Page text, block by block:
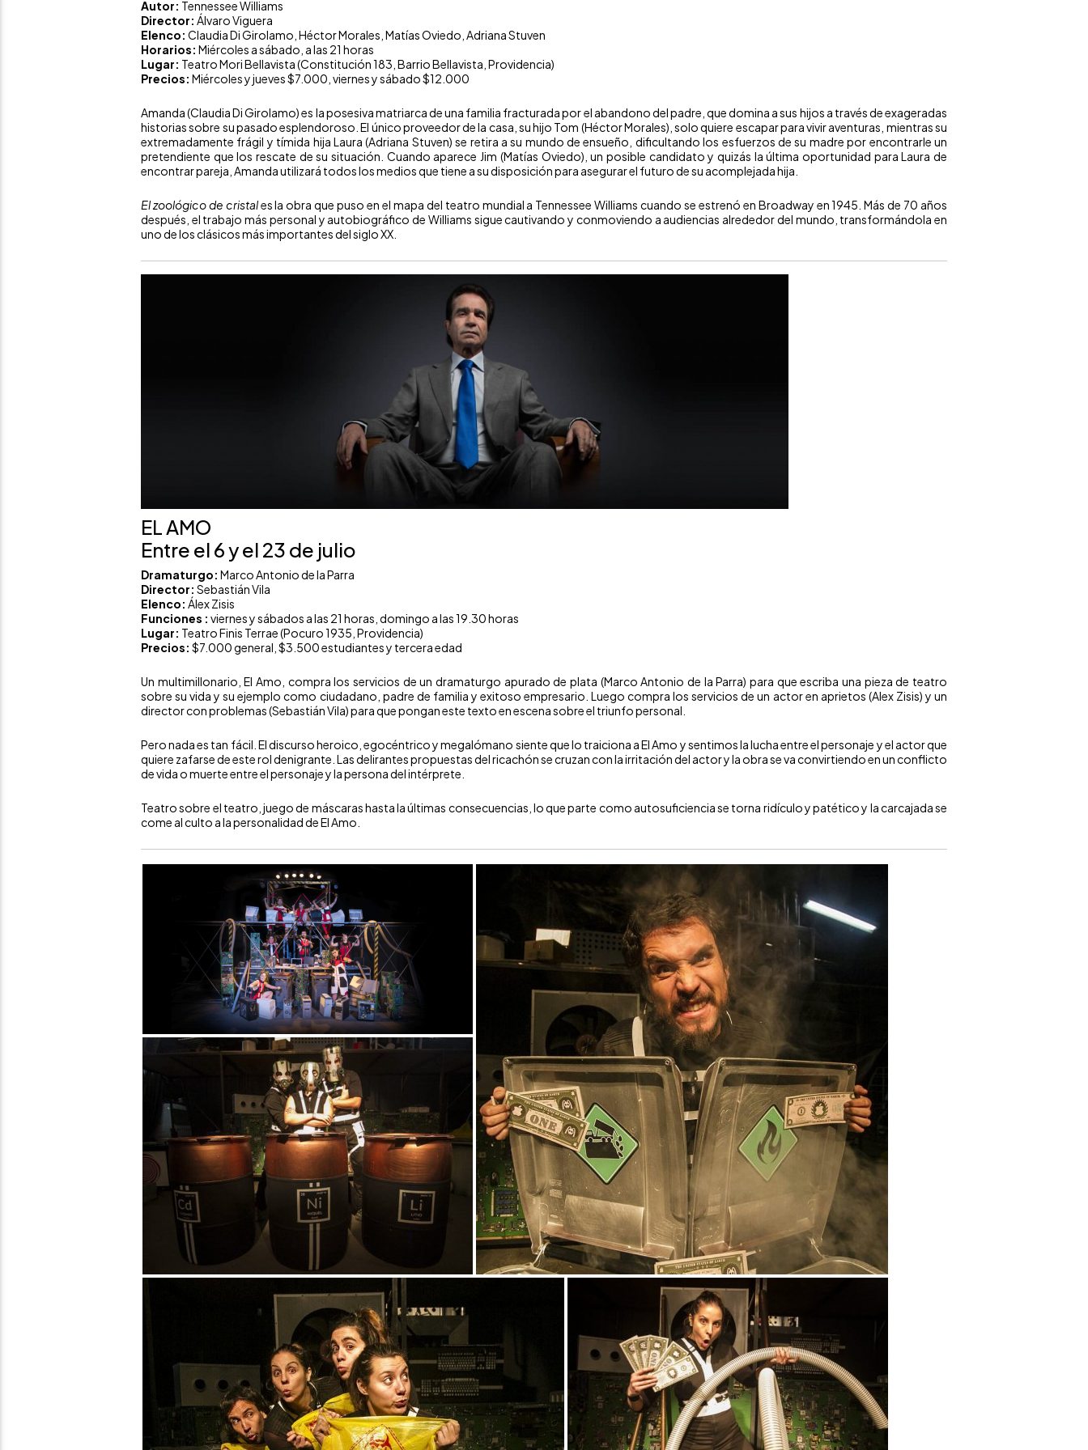
Autor: Tennessee Williams
Director: Álvaro Viguera
Elenco: Claudia Di Girolamo, Héctor Morales, Matías Oviedo, Adriana Stuven
Horarios: Miércoles a sábado, a las 21 horas
Lugar: Teatro Mori Bellavista (Constitución 183, Barrio Bellavista, Providencia)
Precios: Miércoles y jueves $7.000, viernes y sábado $12.000
Amanda (Claudia Di Girolamo) es la posesiva matriarca de una familia fracturada por el abandono del padre, que domina a sus hijos a través de exageradas
historias sobre su pasado esplendoroso. El único proveedor de la casa, su hijo Tom (Héctor Morales), solo quiere escapar para vivir aventuras, mientras su
extremadamente frágil y tímida hija Laura (Adriana Stuven) se retira a su mundo de ensueño, dificultando los esfuerzos de su madre por encontrarle un
pretendiente que los rescate de su situación. Cuando aparece Jim (Matías Oviedo), un posible candidato y quizás la última oportunidad para Laura de
encontrar pareja, Amanda utilizará todos los medios que tiene a su disposición para asegurar el futuro de su acomplejada hija.
El zoológico de cristales la obra que puso en el mapa del teatro mundial a Tennessee Williams cuando se estrenó en Broadway en 1945. Más de 70 años
después, el trabajo más personal y autobiográfico de Williams sigue cautivando y conmoviendo a audiencias alrededor del mundo, transformándola en
uno de los clásicos más importantes del siglo XX.
EL AMO
Entre el 6 y el 23 de julio
Dramaturgo: Marco Antonio de la Parra
Director: Sebastián Vila
Elenco: Álex Zisis
Funciones : viernes y sábados a las 21 horas, domingo a las 19.30 horas
Lugar: Teatro Finis Terrae (Pocuro 1935, Providencia)
Precios: $7.000 general, $3.500 estudiantes y tercera edad
Un multimillonario, El Amo, compra los servicios de un dramaturgo apurado de plata (Marco Antonio de la Parra) para que escriba una pieza de teatro
sobre su vida y su ejemplo como ciudadano, padre de familia y exitoso empresario. Luego compra los servicios de un actor en aprietos (Alex Zisis) y un
director con problemas (Sebastián Vila) para que pongan este texto en escena sobre el triunfo personal.
Pero nada es tan fácil. El discurso heroico, egocéntrico y megalómano siente que lo traiciona a El Amo y sentimos la lucha entre el personaje y el actor que
quiere zafarse de este rol denigrante. Las delirantes propuestas del ricachón se cruzan con la irritación del actor y la obra se va convirtiendo en un conflicto
de vida o muerte entre el personaje y la persona del intérprete.
Teatro sobre el teatro, juego de máscaras hasta la últimas consecuencias, lo que parte como autosuficiencia se torna ridículo y patético y la carcajada se
come al culto a la personalidad de El Amo.